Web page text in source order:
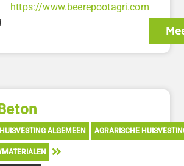
https://www.beerepootagri.com
ALGEMEEN AGRARISCHE